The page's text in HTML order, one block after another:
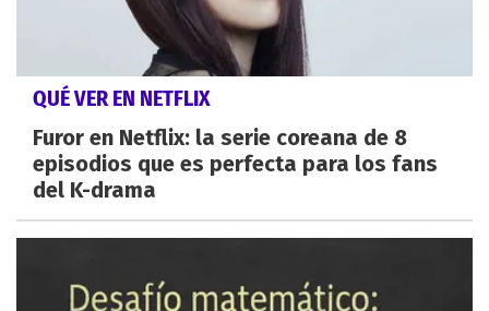
QUÉ VER EN NETFLIX
Furor en Netflix: la serie coreana de 8
episodios que es perfecta para los fans
del K-drama